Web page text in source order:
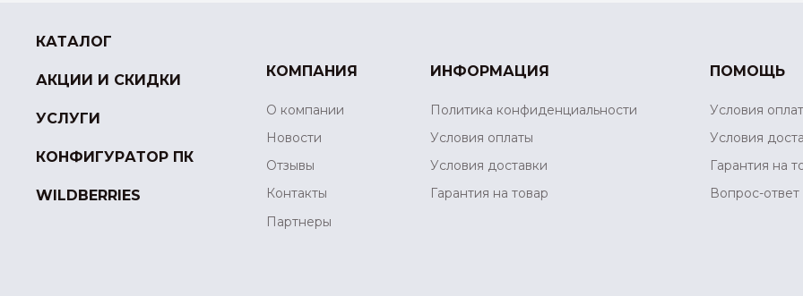
КАТАЛОГ
АКЦИИ И СКИДКИ
УСЛУГИ
КОНФИГУРАТОР ПК
WILDBERRIES
КОМПАНИЯ
О компании
Новости
Отзывы
Контакты
Партнеры
ИНФОРМАЦИЯ
Политика конфиденциальности
Условия оплаты
Условия доставки
Гарантия на товар
ПОМОЩЬ
Условия
Условия
Гарантия на
Вопрос-ответ